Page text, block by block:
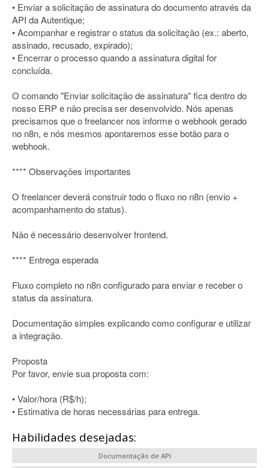
• Enviar a solicitação de assinatura do documento através da
API da Autentique;
• Acompanhar e registrar o status da solicitação (ex.: aberto,
assinado, recusado, expirado);
• Encerrar o processo quando a assinatura digital for
concluída.
O comando "Enviar solicitação de assinatura" fica dentro do
nosso ERP e não precisa ser desenvolvido. Nós apenas
precisamos que o freelancer nos informe o webhook gerado
no n8n, e nós mesmos apontaremos esse botão para o
webhook.
**** Observações importantes
O freelancer deverá construir todo o fluxo no n8n (envio +
acompanhamento do status).
Não é necessário desenvolver frontend.
**** Entrega esperada
Fluxo completo no n8n configurado para enviar e receber o
status da assinatura.
Documentação simples explicando como configurar e utilizar
a integração.
Proposta
Por favor, envie sua proposta com:
• Valor/hora (R$/h);
• Estimativa de horas necessárias para entrega.
Habilidades desejadas:
Documentação de API